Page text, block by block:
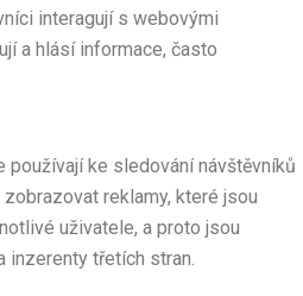
interagují s webovými
a hlásí informace, často
používají ke sledování návštěvníků
reklamy, které jsou
uživatele, a proto jsou
inzerenty třetích stran.